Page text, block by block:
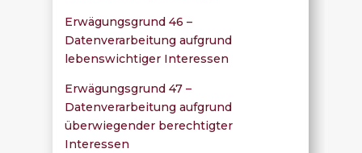
Erwägungsgrund 46 –
Datenverarbeitung aufgrund
lebenswichtiger Interessen
Erwägungsgrund 47 –
Datenverarbeitung aufgrund
überwiegender berechtigter
Interessen